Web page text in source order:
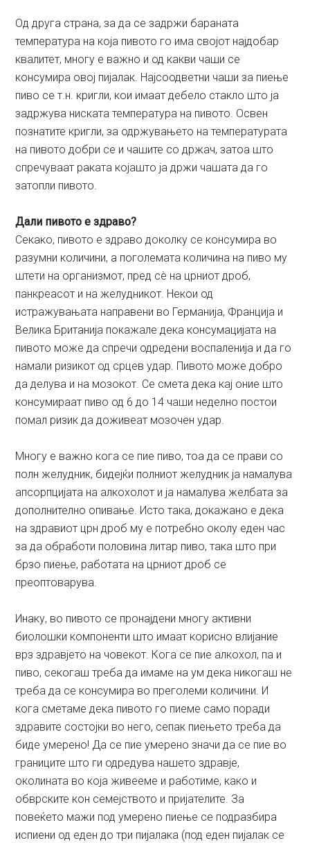
Од друга страна, за да се задржи бараната
температура на која пивото го има својот најдобар
квалитет, многу е важно и од какви чаши се
консумира овој пијалак. Најсоодветни чаши за пиење
пиво се т.н. кригли, кои имаат дебело стакло што ја
задржува ниската температура на пивото. Освен
познатите кригли, за одржувањето на температурата
на пивото добри се и чашите со држач, затоа што
спречуваат раката којашто ја држи чашата да го
затопли пивото.
Дали пивото е здраво?
Секако, пивото е здраво доколку се консумира во
разумни количини, а поголемата количина на пиво му
штети на организмот, пред сè на црниот дроб,
панкреасот и на желудникот. Некои од
истражувањата направени во Германија, Франција и
Велика Британија покажале дека консумацијата на
пивото може да спречи одредени воспаленија и да го
намали ризикот од срцев удар. Пивото може добро
да делува и на мозокот. Се смета дека кај оние што
консумираат пиво од 6 до 14 чаши неделно постои
помал ризик да доживеат мозочен удар.
Многу е важно кога се пие пиво, тоа да се прави со
полн желудник, бидејќи полниот желудник ја намалува
апсорпцијата на алкохолот и ја намалува желбата за
дополнително опивање. Исто така, докажано е дека
на здравиот црн дроб му е потребно околу еден час
за да обработи половина литар пиво, така што при
брзо пиење, работата на црниот дроб се
преоптоварува.
Инаку, во пивото се пронајдени многу активни
биолошки компоненти што имаат корисно влијание
врз здравјето на човекот. Кога се пие алкохол, па и
пиво, секогаш треба да имаме на ум дека никогаш не
треба да се консумира во преголеми количини. И
кога сметаме дека пивото го пиеме само поради
здравите состојки во него, сепак пиењето треба да
биде умерено! Да се пие умерено значи да се пие во
границите што ги одредува нашето здравје,
околината во која живееме и работиме, како и
обврските кон семејството и пријателите. За
повеќето мажи под умерено пиење се подразбира
испиени од еден до три пијалака (под еден пијалак се